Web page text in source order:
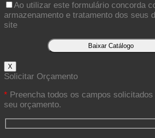
Ao utilizar este formulário concorda
armazenamento e tratamento dos seus
site
X
Solicitar Orçamento
* Preencha todos os campos
seu orçamento.